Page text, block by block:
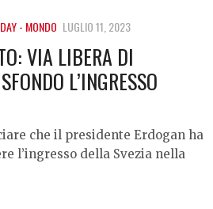
- MONDO LUGLIO 11, 2023
VIA LIBERA DI
L’INGRESSO
che il presidente Erdogan ha
l’ingresso della Svezia nella